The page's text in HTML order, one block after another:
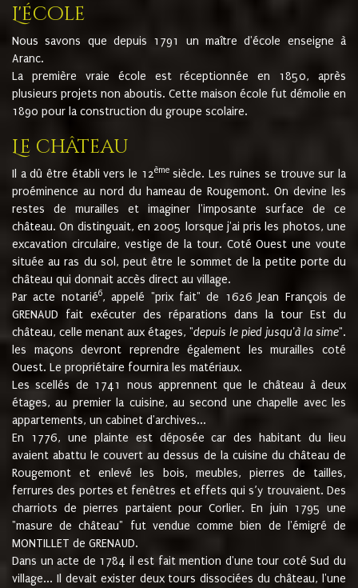
L'école
Nous savons que depuis 1791 un maître d'école enseigne à
Aranc.
La première vraie école est réceptionnée en 1850, après
plusieurs projets non aboutis. Cette maison école fut démolie en
1890 pour la construction du groupe scolaire.
Le château
Il a dû être établi vers le 12èmesiècle. Les ruines se trouve sur la
proéminence au nord du hameau de Rougemont. On devine les
restes de murailles et imaginer l'imposante surface de ce
château. On distinguait, en 2005 lorsque j'ai pris les photos, une
excavation circulaire, vestige de la tour. Coté Ouest une voute
située au ras du sol, peut être le sommet de la petite porte du
château qui donnait accès direct au village.
Par acte notarié6, appelé "prix fait" de 1626 Jean François de
GRENAUD fait exécuter des réparations dans la tour Est du
château, celle menant aux étages, "depuis le pied jusqu'à la sime".
les maçons devront reprendre également les murailles coté
Ouest. Le propriétaire fournira les matériaux.
Les scellés de 1741 nous apprennent que le château à deux
étages, au premier la cuisine, au second une chapelle avec les
appartements, un cabinet d'archives...
En 1776, une plainte est déposée car des habitant du lieu
avaient abattu le couvert au dessus de la cuisine du château de
Rougemont et enlevé les bois, meubles, pierres de tailles,
ferrures des portes et fenêtres et effets qui s’y trouvaient. Des
charriots de pierres partaient pour Corlier. En juin 1795 une
"masure de château" fut vendue comme bien de l'émigré de
MONTILLET de GRENAUD.
Dans un acte de 1784 il est fait mention d'une tour coté Sud du
village... Il devait exister deux tours dissociées du château, l'une